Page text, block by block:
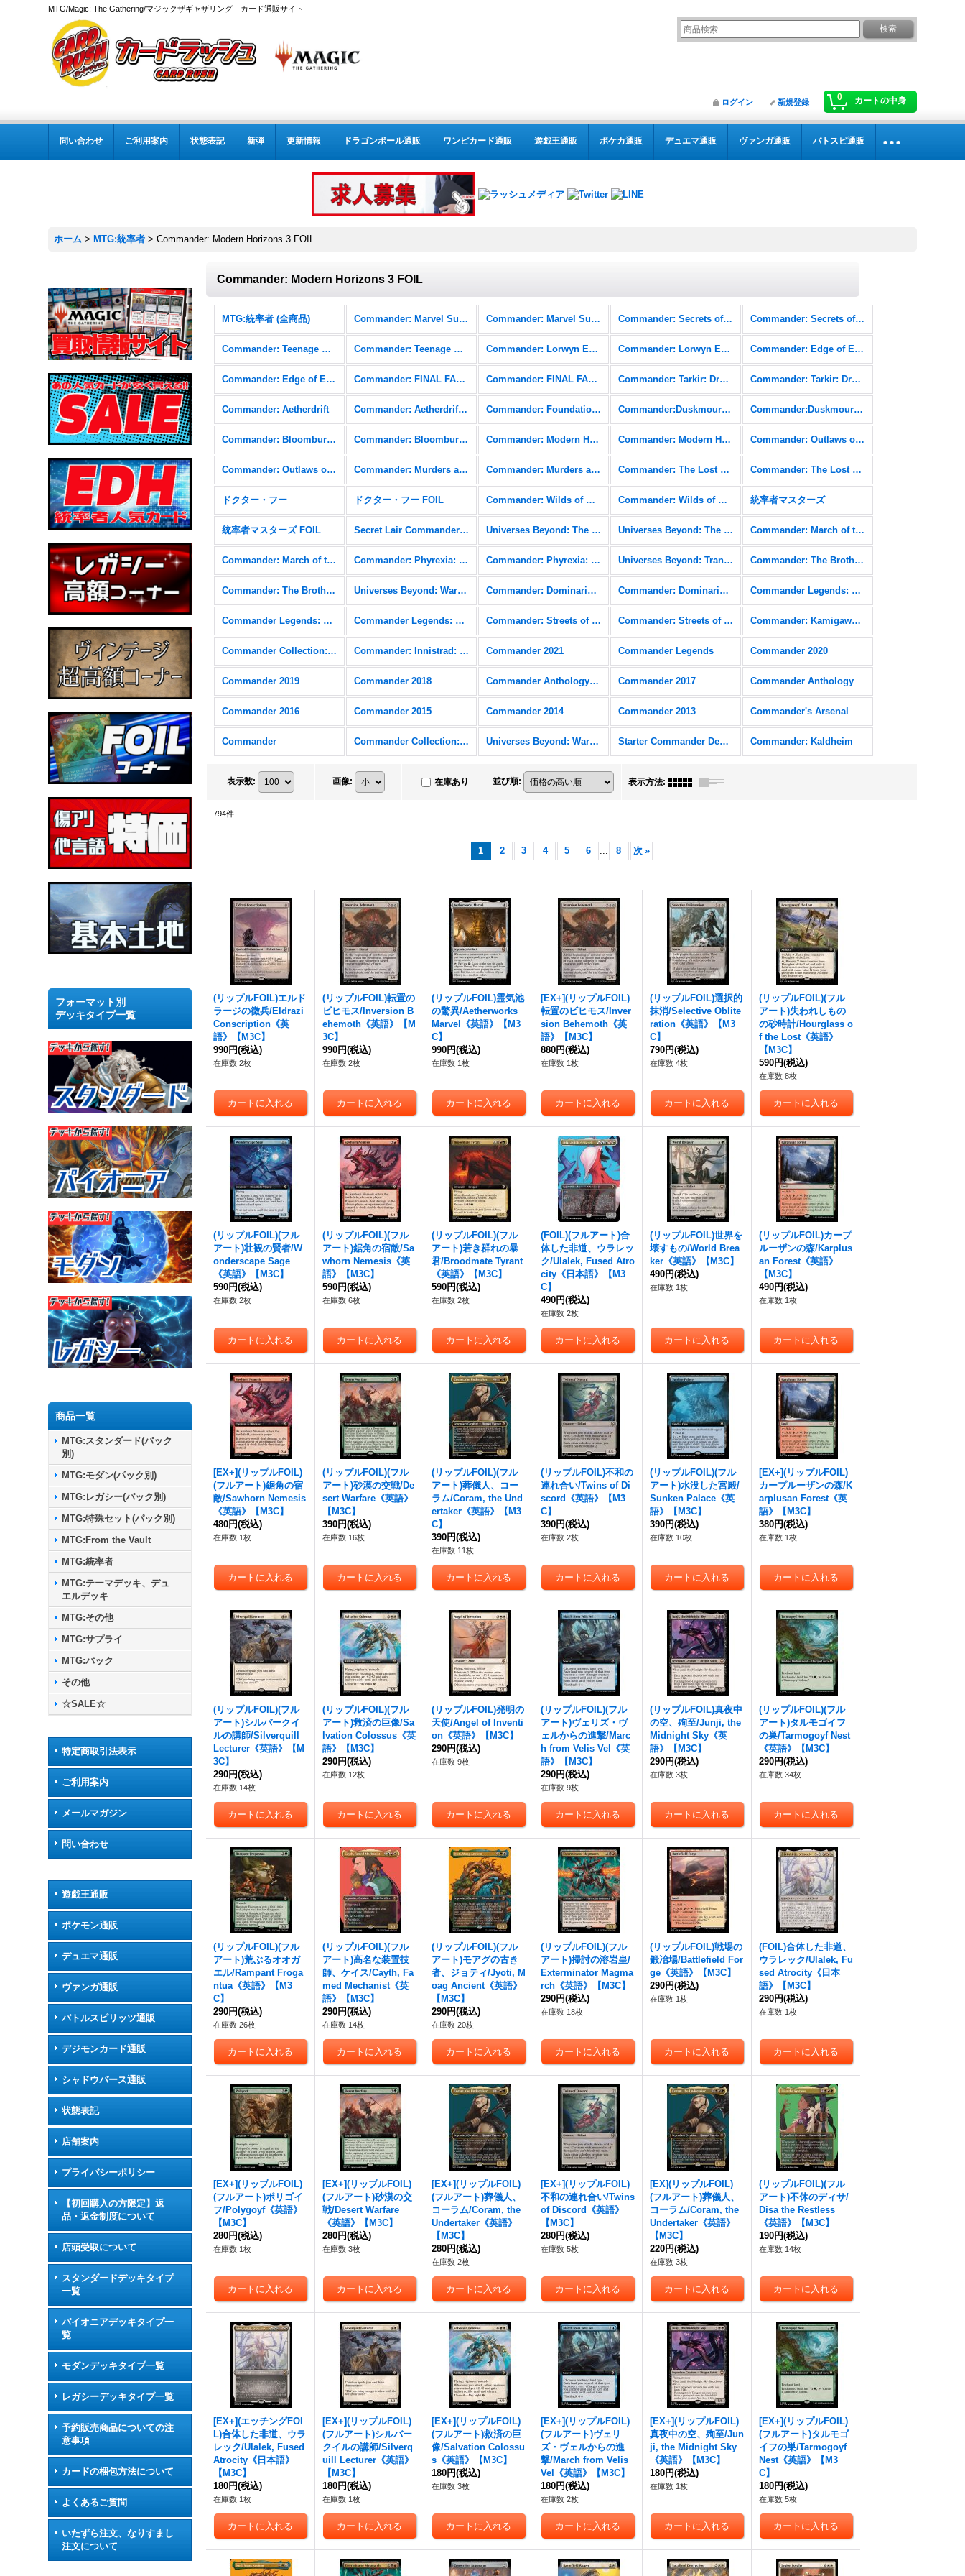
MTG/Magic: The Gathering/マジックザギャザリング カード通販サイト
0 カートの中身
ログイン 新規登録
問い合わせ ご利用案内 状態表記 新弾 更新情報 ドラゴンボール通販 ワンピカード通販 遊戯王通販 ポケカ通販 デュエマ通販 ヴァンガ通販 バトスピ通販
ホーム > MTG:統率者 > Commander: Modern Horizons 3 FOIL
フォーマット別
デッキタイプ一覧
商品一覧
MTG:スタンダード(パック
別)
MTG:モダン(パック別)
MTG:レガシー(パック別)
MTG:特殊セット(パック別)
MTG:From the Vault
MTG:統率者
MTG:テーマデッキ、デュ
エルデッキ
MTG:その他
MTG:サプライ
MTG:パック
その他
☆SALE☆
特定商取引法表示
ご利用案内
メールマガジン
問い合わせ
遊戯王通販
ポケモン通販
デュエマ通販
ヴァンガ通販
バトルスピリッツ通販
デジモンカード通販
シャドウバース通販
状態表記
店舗案内
プライバシーポリシー
【初回購入の方限定】返
品・返金制度について
店頭受取について
スタンダードデッキタイプ
一覧
パイオニアデッキタイプ一
覧
モダンデッキタイプ一覧
レガシーデッキタイプ一覧
予約販売商品についての注
意事項
カードの梱包方法について
よくあるご質問
いたずら注文、なりすまし
注文について
Commander: Modern Horizons 3 FOIL
MTG:統率者 (全商品) Commander: Marvel Super Heroes Commander: Marvel Super Heroes FOIL Commander: Secrets of Strixhaven Commander: Secrets of Strixhaven FOIL
Commander: Teenage Mutant Ninja Turtles Commander: Teenage Mutant Ninja Turtles FOIL Commander: Lorwyn Eclipsed Commander: Lorwyn Eclipsed FOIL Commander: Edge of Eternities
Commander: Edge of Eternities FOIL Commander: FINAL FANTASY Commander: FINAL FANTASY FOIL Commander: Tarkir: Dragonstorm Commander: Tarkir: Dragonstorm FOIL
Commander: Aetherdrift Commander: Aetherdrift FOIL Commander: Foundations Commander:Duskmourn: House of Horror Commander:Duskmourn: House of Horror FOIL
Commander: Bloomburrow Commander: Bloomburrow FOIL Commander: Modern Horizons 3 Commander: Modern Horizons 3 FOIL Commander: Outlaws of Thunder Junction
Commander: Outlaws of Thunder Junction FOIL Commander: Murders at Karlov Manor Commander: Murders at Karlov Manor FOIL Commander: The Lost Caverns of Ixalan Commander: The Lost Caverns of Ixalan FOIL
ドクター・フー ドクター・フー FOIL Commander: Wilds of Eldraine Commander: Wilds of Eldraine FOIL 統率者マスターズ
統率者マスターズ FOIL Secret Lair Commander: From Cute to Brute Universes Beyond: The Lord of the Rings: Tales of Middle-earth Universes Beyond: The Lord of the Rings: Tales of Middle-earth FOIL Commander: March of the Machine
Commander: March of the Machine FOIL Commander: Phyrexia: All Will Be One Commander: Phyrexia: All Will Be One FOIL Universes Beyond: Transformers Commander: The Brothers' War
Commander: The Brothers' War FOIL Universes Beyond: Warhammer 40,000 (40K) Commander: Dominaria United Commander: Dominaria United FOIL Commander Legends: Battle for Baldur's Gate
Commander Legends: Battle for Baldur's Gate FOIL Commander Legends: Battle for Baldur's Gate Commander Commander: Streets of New Capenna Commander: Streets of New Capenna FOIL Commander: Kamigawa: Neon Dynasty
Commander Collection: Black Commander: Innistrad: Crimson Vow Commander 2021 Commander Legends Commander 2020
Commander 2019 Commander 2018 Commander Anthology Volume II Commander 2017 Commander Anthology
Commander 2016 Commander 2015 Commander 2014 Commander 2013 Commander's Arsenal
Commander Commander Collection: Green Universes Beyond: Warhammer 40,000 (40K) FOIL Starter Commander Decks Commander: Kaldheim
表示数: 画像: 在庫あり 並び順: 表示方法:
794件
1 2 3 4 5 6 ... 8 次 »
(リップルFOIL)エルド
ラージの徴兵/Eldrazi
Conscription《英
語》【M3C】
990円(税込)
在庫数 2枚
(リップルFOIL)転置の
ビヒモス/Inversion B
ehemoth《英語》【M
3C】
990円(税込)
在庫数 2枚
(リップルFOIL)霊気池
の驚異/Aetherworks
Marvel《英語》【M3
C】
990円(税込)
在庫数 1枚
[EX+](リップルFOIL)
転置のビヒモス/Inver
sion Behemoth《英
語》【M3C】
880円(税込)
在庫数 1枚
(リップルFOIL)選択的
抹消/Selective Oblite
ration《英語》【M3
C】
790円(税込)
在庫数 4枚
(リップルFOIL)(フル
アート)失われしもの
の砂時計/Hourglass o
f the Lost《英語》
【M3C】
590円(税込)
在庫数 8枚
(リップルFOIL)(フル
アート)壮観の賢者/W
onderscape Sage
《英語》【M3C】
590円(税込)
在庫数 2枚
(リップルFOIL)(フル
アート)鋸角の宿敵/Sa
whorn Nemesis《英
語》【M3C】
590円(税込)
在庫数 6枚
(リップルFOIL)(フル
アート)若き群れの暴
君/Broodmate Tyrant
《英語》【M3C】
590円(税込)
在庫数 2枚
(FOIL)(フルアート)合
体した非道、ウラレッ
ク/Ulalek, Fused Atro
city《日本語》【M3
C】
490円(税込)
在庫数 2枚
(リップルFOIL)世界を
壊すもの/World Brea
ker《英語》【M3C】
490円(税込)
在庫数 1枚
(リップルFOIL)カープ
ルーザンの森/Karplus
an Forest《英語》
【M3C】
490円(税込)
在庫数 1枚
[EX+](リップルFOIL)
(フルアート)鋸角の宿
敵/Sawhorn Nemesis
《英語》【M3C】
480円(税込)
在庫数 1枚
(リップルFOIL)(フル
アート)砂漠の交戦/De
sert Warfare《英語》
【M3C】
390円(税込)
在庫数 16枚
(リップルFOIL)(フル
アート)葬儀人、コー
ラム/Coram, the Und
ertaker《英語》【M3
C】
390円(税込)
在庫数 11枚
(リップルFOIL)不和の
連れ合い/Twins of Di
scord《英語》【M3
C】
390円(税込)
在庫数 2枚
(リップルFOIL)(フル
アート)水没した宮殿/
Sunken Palace《英
語》【M3C】
390円(税込)
在庫数 10枚
[EX+](リップルFOIL)
カープルーザンの森/K
arplusan Forest《英
語》【M3C】
380円(税込)
在庫数 1枚
(リップルFOIL)(フル
アート)シルバークイ
ルの講師/Silverquill
Lecturer《英語》【M
3C】
290円(税込)
在庫数 14枚
(リップルFOIL)(フル
アート)救済の巨像/Sa
lvation Colossus《英
語》【M3C】
290円(税込)
在庫数 12枚
(リップルFOIL)発明の
天使/Angel of Inventi
on《英語》【M3C】
290円(税込)
在庫数 9枚
(リップルFOIL)(フル
アート)ヴェリズ・ヴ
ェルからの進撃/Marc
h from Velis Vel《英
語》【M3C】
290円(税込)
在庫数 9枚
(リップルFOIL)真夜中
の空、殉至/Junji, the
Midnight Sky《英
語》【M3C】
290円(税込)
在庫数 3枚
(リップルFOIL)(フル
アート)タルモゴイフ
の巣/Tarmogoyf Nest
《英語》【M3C】
290円(税込)
在庫数 34枚
(リップルFOIL)(フル
アート)荒ぶるオオガ
エル/Rampant Froga
ntua《英語》【M3
C】
290円(税込)
在庫数 26枚
(リップルFOIL)(フル
アート)高名な装置技
師、ケイス/Cayth, Fa
med Mechanist《英
語》【M3C】
290円(税込)
在庫数 14枚
(リップルFOIL)(フル
アート)モアグの古き
者、ジョティ/Jyoti, M
oag Ancient《英語》
【M3C】
290円(税込)
在庫数 20枚
(リップルFOIL)(フル
アート)掃討の溶岩皇/
Exterminator Magma
rch《英語》【M3C】
290円(税込)
在庫数 18枚
(リップルFOIL)戦場の
鍛冶場/Battlefield For
ge《英語》【M3C】
290円(税込)
在庫数 1枚
(FOIL)合体した非道、
ウラレック/Ulalek, Fu
sed Atrocity《日本
語》【M3C】
290円(税込)
在庫数 1枚
[EX+](リップルFOIL)
(フルアート)ポリゴイ
フ/Polygoyf《英語》
【M3C】
280円(税込)
在庫数 1枚
[EX+](リップルFOIL)
(フルアート)砂漠の交
戦/Desert Warfare
《英語》【M3C】
280円(税込)
在庫数 3枚
[EX+](リップルFOIL)
(フルアート)葬儀人、
コーラム/Coram, the
Undertaker《英語》
【M3C】
280円(税込)
在庫数 2枚
[EX+](リップルFOIL)
不和の連れ合い/Twins
of Discord《英語》
【M3C】
280円(税込)
在庫数 5枚
[EX](リップルFOIL)
(フルアート)葬儀人、
コーラム/Coram, the
Undertaker《英語》
【M3C】
220円(税込)
在庫数 3枚
(リップルFOIL)(フル
アート)不休のディサ/
Disa the Restless
《英語》【M3C】
190円(税込)
在庫数 14枚
[EX+](エッチングFOI
L)合体した非道、ウラ
レック/Ulalek, Fused
Atrocity《日本語》
【M3C】
180円(税込)
在庫数 1枚
[EX+](リップルFOIL)
(フルアート)シルバー
クイルの講師/Silverq
uill Lecturer《英語》
【M3C】
180円(税込)
在庫数 1枚
[EX+](リップルFOIL)
(フルアート)救済の巨
像/Salvation Colossu
s《英語》【M3C】
180円(税込)
在庫数 3枚
[EX+](リップルFOIL)
(フルアート)ヴェリ
ズ・ヴェルからの進
撃/March from Velis
Vel《英語》【M3C】
180円(税込)
在庫数 2枚
[EX+](リップルFOIL)
真夜中の空、殉至/Jun
ji, the Midnight Sky
《英語》【M3C】
180円(税込)
在庫数 1枚
[EX+](リップルFOIL)
(フルアート)タルモゴ
イフの巣/Tarmogoyf
Nest《英語》【M3
C】
180円(税込)
在庫数 5枚